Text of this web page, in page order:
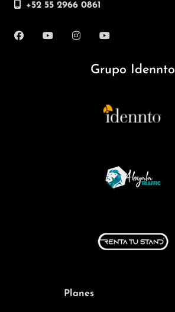
+52 55 2966 0861
Grupo Idennto
Planes